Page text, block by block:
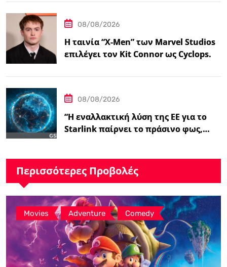
08/08/2026
Η ταινία “X-Men” των Marvel Studios
επιλέγει τον Kit Connor ως Cyclops.
08/08/2026
“Η εναλλακτική λύση της ΕΕ για το
Starlink παίρνει το πράσινο φως,…
Περισσότερες Προβολές
Movies , Adventure , Comedy